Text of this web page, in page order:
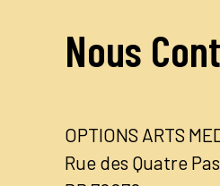
Nous
OPTIONS ARTS
Rue des Quatre